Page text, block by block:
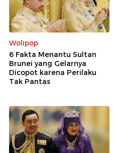
Wolipop
6 Fakta Menantu Sultan
Brunei yang Gelarnya
Dicopot karena Perilaku
Tak Pantas